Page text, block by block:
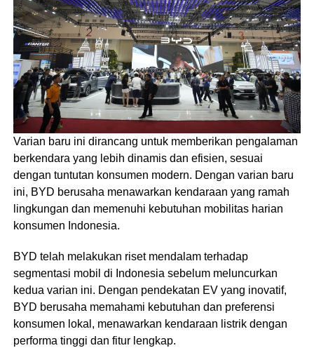
Varian baru ini dirancang untuk memberikan pengalaman
berkendara yang lebih dinamis dan efisien, sesuai
dengan tuntutan konsumen modern. Dengan varian baru
ini, BYD berusaha menawarkan kendaraan yang ramah
lingkungan dan memenuhi kebutuhan mobilitas harian
konsumen Indonesia.
BYD telah melakukan riset mendalam terhadap
segmentasi mobil di Indonesia sebelum meluncurkan
kedua varian ini. Dengan pendekatan EV yang inovatif,
BYD berusaha memahami kebutuhan dan preferensi
konsumen lokal, menawarkan kendaraan listrik dengan
performa tinggi dan fitur lengkap.